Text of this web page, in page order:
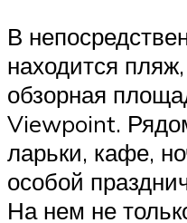
В
находится
обзорная
Viewpoint.
ларьки, кафе,
особой
На нем не